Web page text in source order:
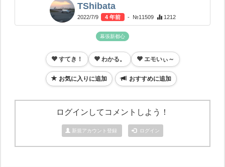
TShibata
2022/7/9 4 年前 - №11509 1212
幕張新都心
すてき！ わかる。 エモいぃ～
お気に入りに追加 おすすめに追加
ログインしてコメントしよう！
新規アカウント登録 ログイン